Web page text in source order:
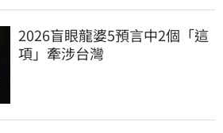
2026盲眼龍婆5預言中2個「這
項」牽涉台灣